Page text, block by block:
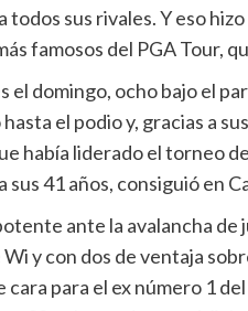
todos sus rivales. Y eso
famosos del PGA Tour,
el domingo, ocho bajo el
el podio y, gracias a
había liderado el torneo
sus 41 años, consiguió en
ante la avalancha
y con dos de ventaja
para el ex número 1